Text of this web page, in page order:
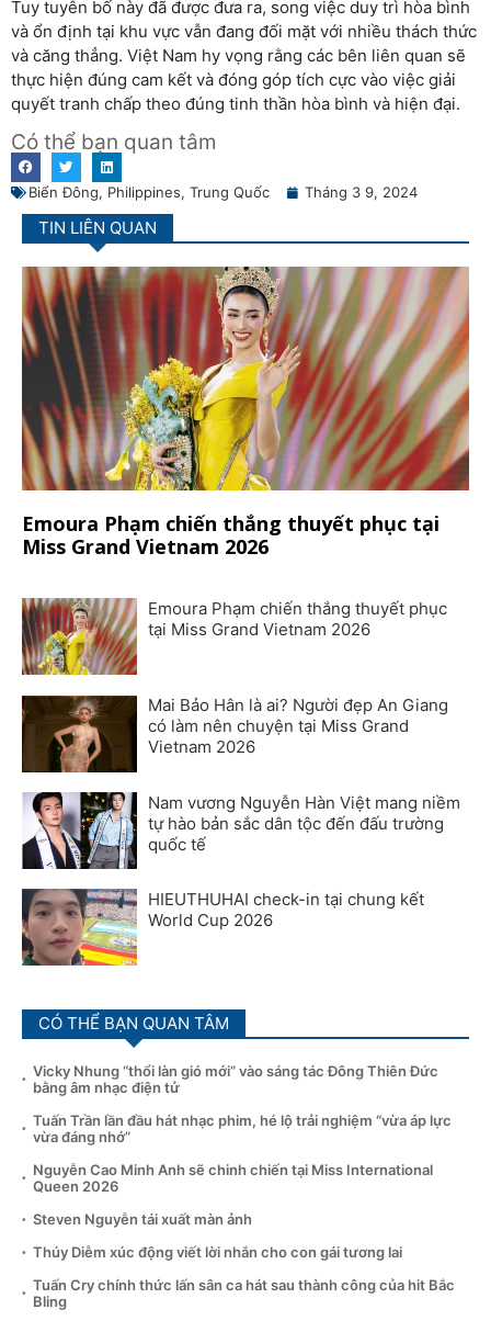
Tuy tuyên bố này đã được đưa ra, song việc duy trì hòa bình
và ổn định tại khu vực vẫn đang đối mặt với nhiều thách thức
và căng thẳng. Việt Nam hy vọng rằng các bên liên quan sẽ
thực hiện đúng cam kết và đóng góp tích cực vào việc giải
quyết tranh chấp theo đúng tinh thần hòa bình và hiện đại.
Có thể bạn quan tâm
Biển Đông, Philippines, Trung Quốc Tháng 3 9, 2024
TIN LIÊN QUAN
Emoura Phạm chiến thắng thuyết phục tại
Miss Grand Vietnam 2026
Emoura Phạm chiến thắng thuyết phục
tại Miss Grand Vietnam 2026
Mai Bảo Hân là ai? Người đẹp An Giang
có làm nên chuyện tại Miss Grand
Vietnam 2026
Nam vương Nguyễn Hàn Việt mang niềm
tự hào bản sắc dân tộc đến đấu trường
quốc tế
HIEUTHUHAI check-in tại chung kết
World Cup 2026
CÓ THỂ BẠN QUAN TÂM
Vicky Nhung “thổi làn gió mới” vào sáng tác Đông Thiên Đức
bằng âm nhạc điện tử
Tuấn Trần lần đầu hát nhạc phim, hé lộ trải nghiệm “vừa áp lực
vừa đáng nhớ”
Nguyễn Cao Minh Anh sẽ chinh chiến tại Miss International
Queen 2026
Steven Nguyễn tái xuất màn ảnh
Thúy Diễm xúc động viết lời nhắn cho con gái tương lai
Tuấn Cry chính thức lấn sân ca hát sau thành công của hit Bắc
Bling